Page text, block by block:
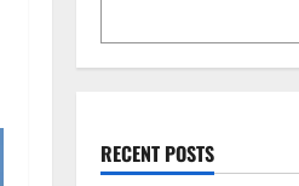
RECENT POSTS